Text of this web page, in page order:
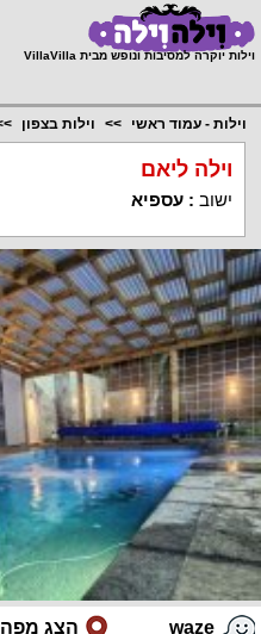
וילות יוקרה למסיבות ונופש מבית VillaVilla
וילות - עמוד ראשי וילות בצפון
וילה ליאם
ישוב :עספיא
waze הצג מפה